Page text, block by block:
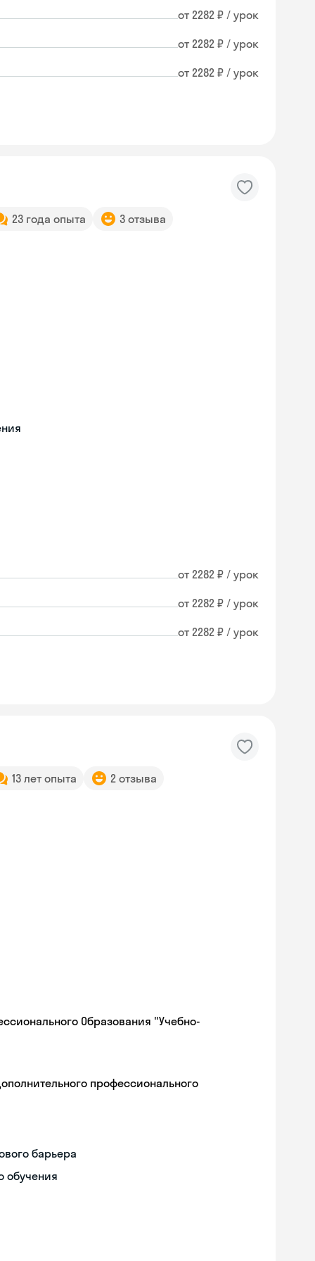
от 2282 ₽ / урок
от 2282 ₽ / урок
от 2282 ₽ / урок
23 года опыта 3 отзыва
от 2282 ₽ / урок
от 2282 ₽ / урок
от 2282 ₽ / урок
13 лет опыта 2 отзыва
Образования "Учебно-
профессионального
барьера
обучения